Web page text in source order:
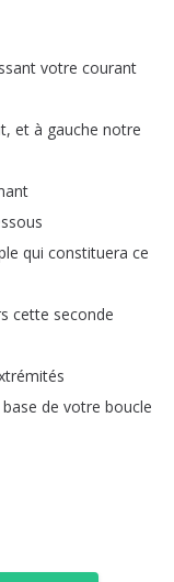
votre courant
, et à gauche notre
qui constituera ce
cette seconde
base de votre boucle